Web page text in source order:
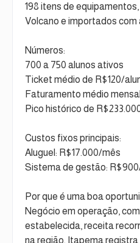
198 itens de
Volcano e importados com
Números:
700 a 750 alunos ativos
Ticket médio de R$120/
Faturamento médio
Pico histórico de
Custos fixos principais:
Aluguel: R$17.000/mês
Sistema de gestão:
Por que é uma boa
Negócio em operação,
estabelecida, receita
na região. Itapema